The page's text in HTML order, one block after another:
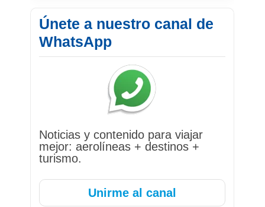
Únete a nuestro canal de
WhatsApp
Noticias y contenido para viajar
mejor: aerolíneas + destinos +
turismo.
Unirme al canal